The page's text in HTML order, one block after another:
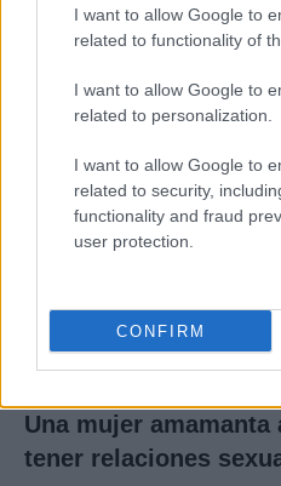
I want to allow Google to
related to functionality of
I want to allow Google to
related to personalization.
I want to allow Google to
related to security,
functionality and fraud
user protection.
CONFIRM
Erasmus+ en la
La Universidad de Jaén será el
INTERNACIONAL
Una mujer
tener relaciones